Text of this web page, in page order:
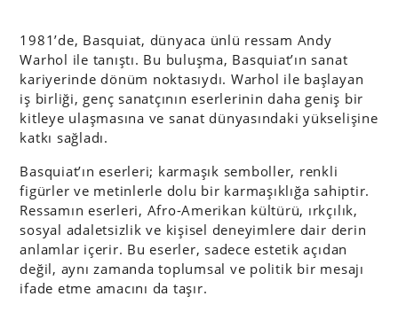
1981’de, Basquiat, dünyaca ünlü ressam Andy
Warhol ile tanıştı. Bu buluşma, Basquiat’ın sanat
kariyerinde dönüm noktasıydı. Warhol ile başlayan
iş birliği, genç sanatçının eserlerinin daha geniş bir
kitleye ulaşmasına ve sanat dünyasındaki yükselişine
katkı sağladı.
Basquiat’ın eserleri; karmaşık semboller, renkli
figürler ve metinlerle dolu bir karmaşıklığa sahiptir.
Ressamın eserleri, Afro-Amerikan kültürü, ırkçılık,
sosyal adaletsizlik ve kişisel deneyimlere dair derin
anlamlar içerir. Bu eserler, sadece estetik açıdan
değil, aynı zamanda toplumsal ve politik bir mesajı
ifade etme amacını da taşır.